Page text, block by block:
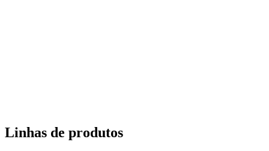
Linhas de produtos